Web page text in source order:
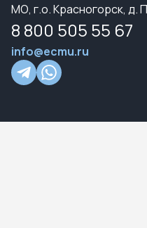
МО, г.о. Красногорск, д.
8 800 505 55 67
info@ecmu.ru